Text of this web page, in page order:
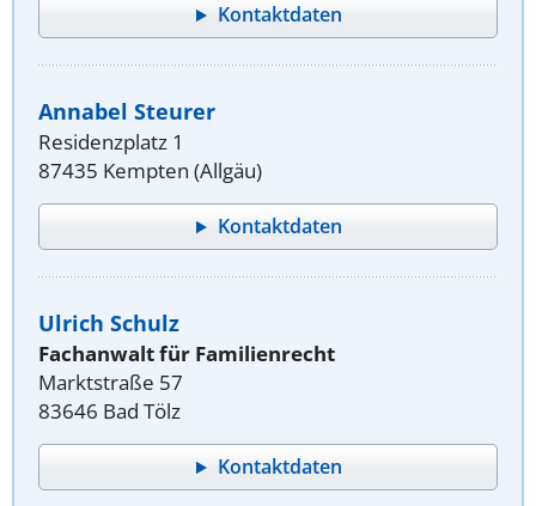
Kontaktdaten
Annabel Steurer
Residenzplatz 1
87435 Kempten (Allgäu)
Kontaktdaten
Ulrich Schulz
Fachanwalt für Familienrecht
Marktstraße 57
83646 Bad Tölz
Kontaktdaten